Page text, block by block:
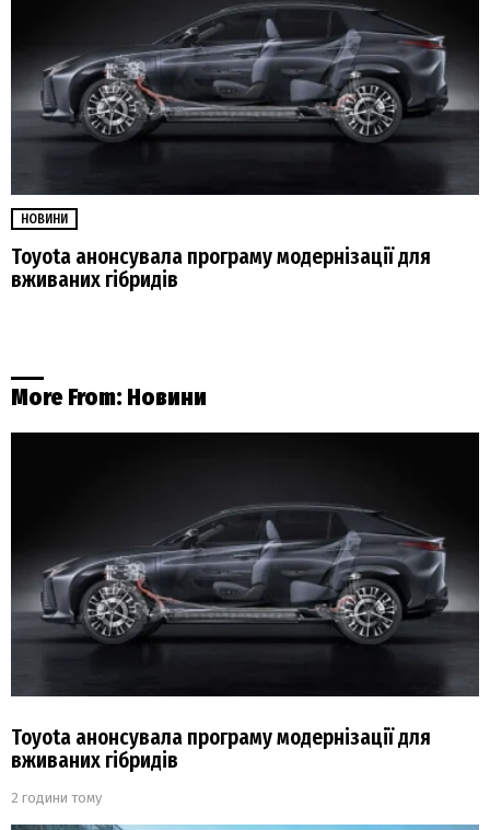
НОВИНИ
Toyota анонсувала програму модернізації для
вживаних гібридів
More From: Новини
Toyota анонсувала програму модернізації для
вживаних гібридів
2 години тому